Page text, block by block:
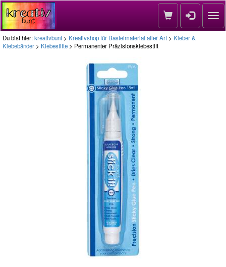
Du bist hier:kreativbunt > Kreativshop für Bastelmaterial aller Art > Kleber &
Klebebänder > Klebestifte > Permanenter Präzisionsklebestift